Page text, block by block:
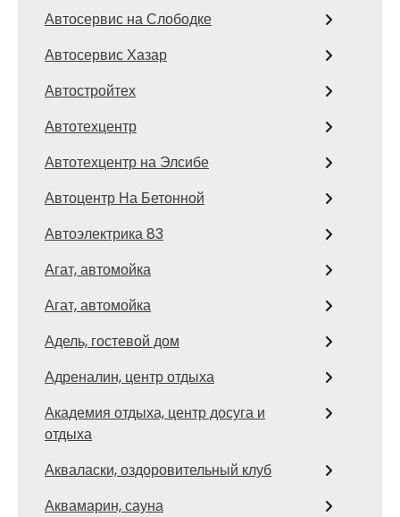
Автосервис на Слободке
Автосервис Хазар
Автостройтех
Автотехцентр
Автотехцентр на Элсибе
Автоцентр На Бетонной
Автоэлектрика 83
Агат, автомойка
Агат, автомойка
Адель, гостевой дом
Адреналин, центр отдыха
Академия отдыха, центр досуга и
отдыха
Акваласки, оздоровительный клуб
Аквамарин, сауна